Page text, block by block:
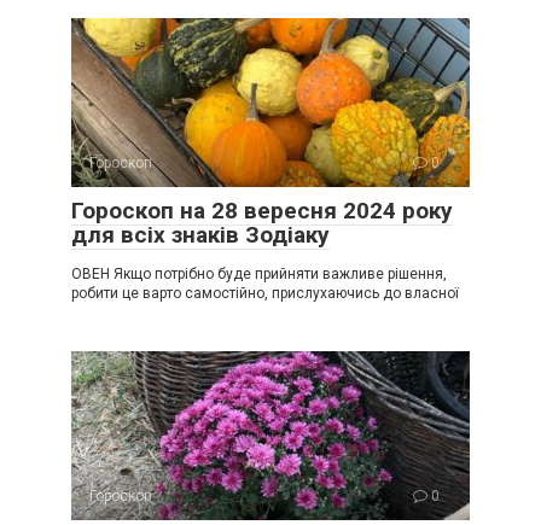
Гороскоп 0
Гороскоп на 28 вересня 2024 року
для всіх знаків Зодіаку
ОВЕН Якщо потрібно буде прийняти важливе рішення,
робити це варто самостійно, прислухаючись до власної
Гороскоп 0